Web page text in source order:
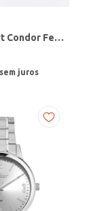
Relógio Smart Condor Feminino ROSE